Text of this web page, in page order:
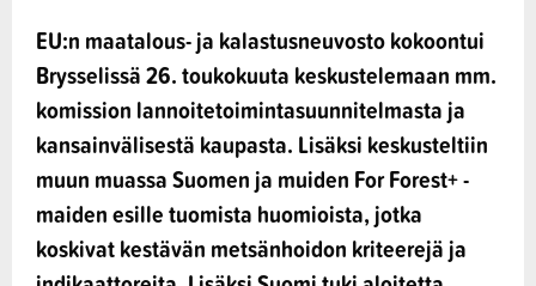
EU:n maatalous- ja kalastusneuvosto kokoontui
Brysselissä 26. toukokuuta keskustelemaan mm.
komission lannoitetoimintasuunnitelmasta ja
kansainvälisestä kaupasta. Lisäksi keskusteltiin
muun muassa Suomen ja muiden For Forest+ -
maiden esille tuomista huomioista, jotka
koskivat kestävän metsänhoidon kriteerejä ja